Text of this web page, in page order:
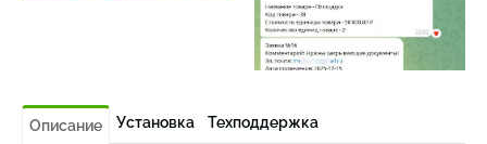
Описание Установка Техподдержка